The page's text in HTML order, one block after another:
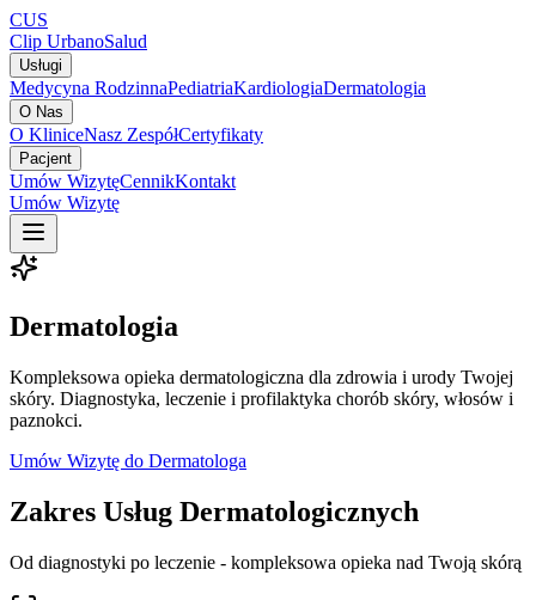
CUS
Clip UrbanoSalud
Usługi
Medycyna RodzinnaPediatriaKardiologiaDermatologia
O Nas
O KliniceNasz ZespółCertyfikaty
Pacjent
Umów WizytęCennikKontakt
Umów Wizytę
Dermatologia
Kompleksowa opieka dermatologiczna dla zdrowia i urody Twojej
skóry. Diagnostyka, leczenie i profilaktyka chorób skóry, włosów i
paznokci.
Umów Wizytę do Dermatologa
Zakres Usług Dermatologicznych
Od diagnostyki po leczenie - kompleksowa opieka nad Twoją skórą